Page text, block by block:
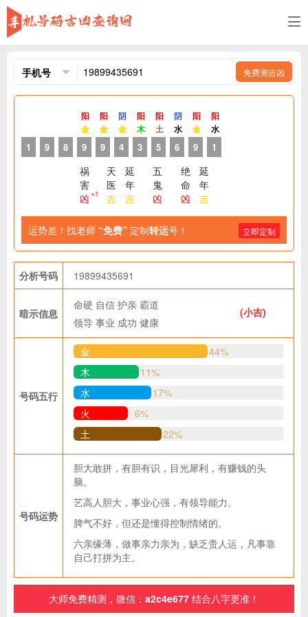
免费测吉凶
1 9 8
阳
金
9
阳
金
9
祸
害
凶 +1
阴
金
4
天
医
吉
阳
木
3
延
年
吉
阳
土
5
阴
水
6
五
鬼
凶
阳
金
9
绝
命
凶
阳
水
1
延
年
吉
运势差！找老师 “免费” 定制转运号！ 立即定制
分析号码 19899435691
暗示信息
命硬 自信 护亲 霸道
领导 事业 成功 健康
(小吉)
号码五行
金
44%
木
11%
水
17%
火
6%
土
22%
号码运势
胆大敢拼，有胆有识，目光犀利，有赚钱的头
脑。
艺高人胆大，事业心强，有领导能力。
脾气不好，但还是懂得控制情绪的。
六亲缘薄，做事亲力亲为，缺乏贵人运，凡事靠
自己打拼为主。
大师免费精测，微信： a2c4e677 结合八字更准！